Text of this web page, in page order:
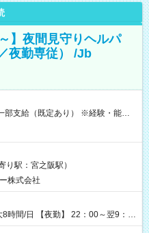
】夜間見守りヘルパ
夜勤専従） /Jb
支給（既定あり） ※経験・能力を
用時と異なる部分があります。 雇
。 給与：時給 1,610円以上
り駅：宮之阪駅）
株式会社
時間/日 【夜勤】 22：00～翌9：